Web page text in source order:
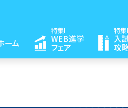
ーム
特集I
WEB進学
フェア
特集
入
攻